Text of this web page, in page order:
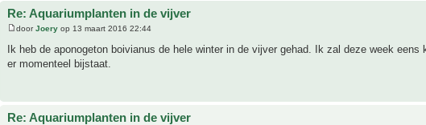
Re: Aquariumplanten in de vijver
doorJoery op 13 maart 2016 22:44
Ik heb de aponogeton boivianus de hele winter in de vijver gehad. Ik zal deze week eens
er momenteel bijstaat.
Re: Aquariumplanten in de vijver